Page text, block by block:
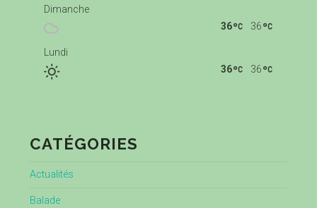
Dimanche
36
36
Lundi
36
36
CATÉGORIES
Actualités
Balade